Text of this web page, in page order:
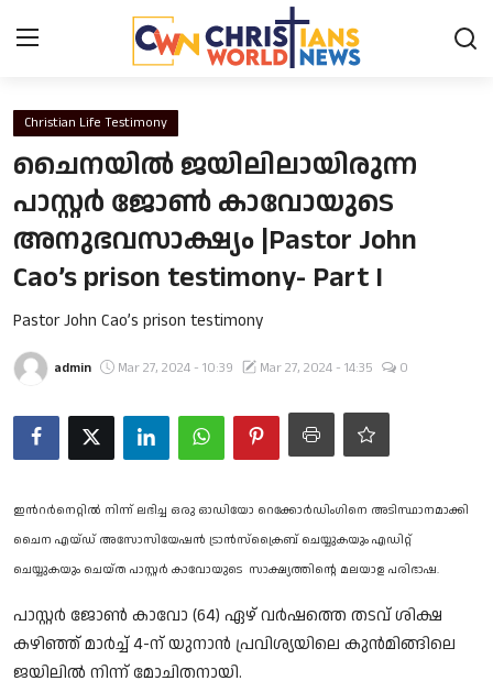
Login
Contact
News
Obituary
Music
Song Lyrics
Christian Life Testimony
Sermons & Messages
Bible Quiz
Christian Life Testimony
ചൈനയിൽ ജയിലിലായിരുന്ന
പാസ്റ്റർ ജോൺ കാവോയുടെ
അനുഭവസാക്ഷ്യം |Pastor John
Cao’s prison testimony- Part I
Pastor John Cao’s prison testimony
admin Mar 27, 2024 - 10:39 Mar 27, 2024 - 14:35 0
ഇൻറർനെറ്റിൽ നിന്ന് ലഭിച്ച ഒരു ഓഡിയോ റെക്കോർഡിംഗിനെ അടിസ്ഥാനമാക്കി
ചൈന എയ്ഡ് അസോസിയേഷൻ ട്രാൻസ്ക്രൈബ് ചെയ്യുകയും എഡിറ്റ്
ചെയ്യുകയും ചെയ്ത പാസ്റ്റർ കാവോയുടെ സാക്ഷ്യത്തിന്റെ മലയാള പരിഭാഷ.
പാസ്റ്റർ ജോൺ കാവോ (64) ഏഴ് വർഷത്തെ തടവ് ശിക്ഷ
കഴിഞ്ഞ് മാർച്ച് 4-ന് യുനാൻ പ്രവിശ്യയിലെ കുൻമിങ്ങിലെ
ജയിലിൽ നിന്ന് മോചിതനായി.